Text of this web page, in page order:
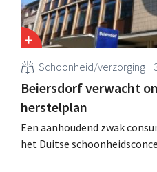
Schoonheid/verzorging
Beiersdorf verwacht
herstelplan
Een aanhoudend zwak
het Duitse